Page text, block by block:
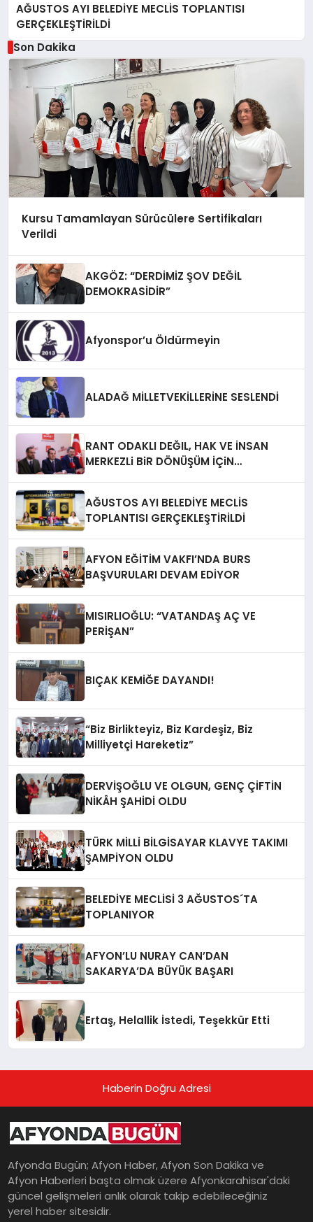
AĞUSTOS AYI BELEDİYE MECLİS TOPLANTISI
GERÇEKLEŞTİRİLDİ
Son Dakika
Kursu Tamamlayan Sürücülere Sertifikaları
Verildi
AKGÖZ: “DERDİMİZ ŞOV DEĞİL
DEMOKRASİDİR”
Afyonspor’u Öldürmeyin
ALADAĞ MİLLETVEKİLLERİNE SESLENDİ
RANT ODAKLI DEĞIL, HAK VE İNSAN
MERKEZLi BiR DÖNÜŞÜM İÇiN
AĞUSTOS AYI BELEDİYE MECLİS
TOPLANTISI GERÇEKLEŞTİRİLDİ
AFYON EĞİTİM VAKFI’NDA BURS
BAŞVURULARI DEVAM EDİYOR
MISIRLIOĞLU: “VATANDAŞ AÇ VE
PERİŞAN”
BIÇAK KEMİĞE DAYANDI!
“Biz Birlikteyiz, Biz Kardeşiz, Biz
Milliyetçi Hareketiz”
DERVİŞOĞLU VE OLGUN, GENÇ ÇİFTİN
NİKÂH ŞAHİDİ OLDU
TÜRK MİLLİ BİLGİSAYAR KLAVYE TAKIMI
ŞAMPİYON OLDU
BELEDİYE MECLİSİ 3 AĞUSTOS´TA
TOPLANIYOR
AFYON’LU NURAY CAN’DAN
SAKARYA’DA BÜYÜK BAŞARI
Ertaş, Helallik İstedi, Teşekkür Etti
Haberin Doğru Adresi
Afyonda Bugün; Afyon Haber, Afyon Son Dakika ve
Afyon Haberleri başta olmak üzere Afyonkarahisar'daki
güncel gelişmeleri anlık olarak takip edebileceğiniz
yerel haber sitesidir.